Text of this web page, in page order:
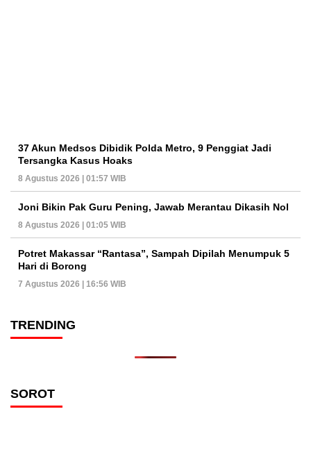
37 Akun Medsos Dibidik Polda Metro, 9 Penggiat Jadi
Tersangka Kasus Hoaks
8 Agustus 2026 | 01:57 WIB
Joni Bikin Pak Guru Pening, Jawab Merantau Dikasih Nol
8 Agustus 2026 | 01:05 WIB
Potret Makassar “Rantasa”, Sampah Dipilah Menumpuk 5
Hari di Borong
7 Agustus 2026 | 16:56 WIB
TRENDING
SOROT